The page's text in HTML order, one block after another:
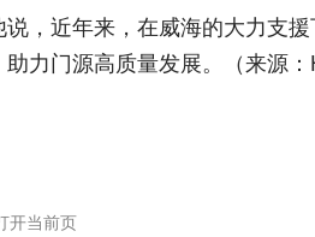
，近年来，在威海的大力支
力门源高质量发展。（来源
开当前页